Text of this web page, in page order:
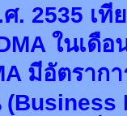
. 2535 เที
ในเดื
มีอัตราก
(Business